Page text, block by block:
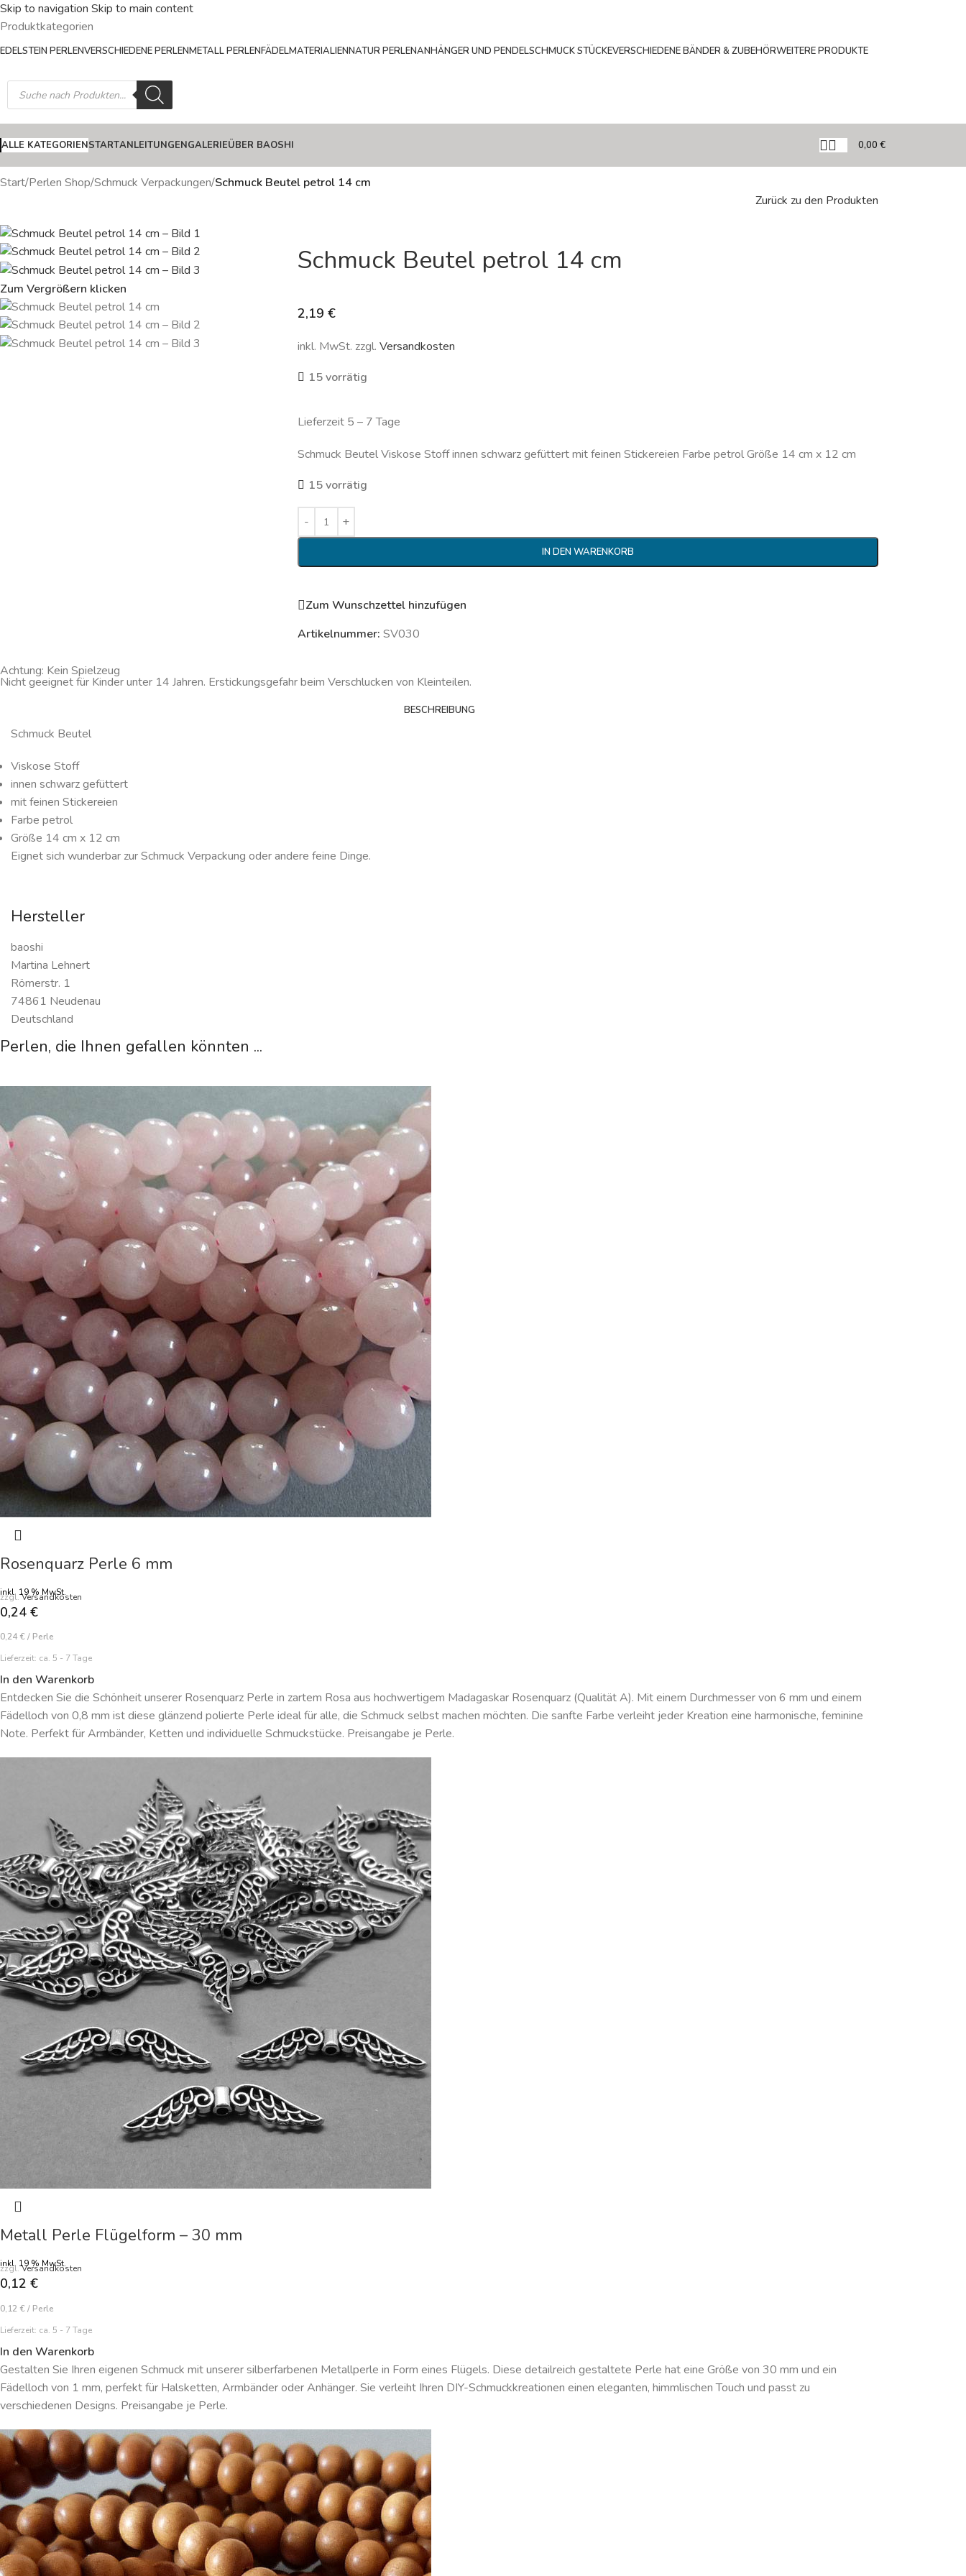
Skip to navigation Skip to main content
Produktkategorien
EDELSTEIN PERLENVERSCHIEDENE PERLENMETALL PERLENFÄDELMATERIALIENNATUR PERLENANHÄNGER UND PENDELSCHMUCK STÜCKEVERSCHIEDENE BÄNDER & ZUBEHÖRWEITERE PRODUKTE
ALLE KATEGORIENSTARTANLEITUNGENGALERIEÜBER BAOSHI 0,00 €
Start/Perlen Shop/Schmuck Verpackungen/Schmuck Beutel petrol 14 cm
Zurück zu den Produkten
Zum Vergrößern klicken
Schmuck Beutel petrol 14 cm
2,19 €
inkl. MwSt. zzgl. Versandkosten
15 vorrätig
Lieferzeit 5 – 7 Tage
Schmuck Beutel Viskose Stoff innen schwarz gefüttert mit feinen Stickereien Farbe petrol Größe 14 cm x 12 cm
15 vorrätig
IN DEN WARENKORB
Zum Wunschzettel hinzufügen
Artikelnummer: SV030
Achtung: Kein Spielzeug
Nicht geeignet für Kinder unter 14 Jahren. Erstickungsgefahr beim Verschlucken von Kleinteilen.
BESCHREIBUNG
Schmuck Beutel
Viskose Stoff
innen schwarz gefüttert
mit feinen Stickereien
Farbe petrol
Größe 14 cm x 12 cm
Eignet sich wunderbar zur Schmuck Verpackung oder andere feine Dinge.
Hersteller
baoshi
Martina Lehnert
Römerstr. 1
74861 Neudenau
Deutschland
Perlen, die Ihnen gefallen könnten ...
Rosenquarz Perle 6 mm
inkl. 19 % MwSt.
zzgl.Versandkosten
0,24 €
0,24 € / Perle
Lieferzeit: ca. 5 - 7 Tage
In den Warenkorb
Entdecken Sie die Schönheit unserer Rosenquarz Perle in zartem Rosa aus hochwertigem Madagaskar Rosenquarz (Qualität A). Mit einem Durchmesser von 6 mm und einem
Fädelloch von 0,8 mm ist diese glänzend polierte Perle ideal für alle, die Schmuck selbst machen möchten. Die sanfte Farbe verleiht jeder Kreation eine harmonische, feminine
Note. Perfekt für Armbänder, Ketten und individuelle Schmuckstücke. Preisangabe je Perle.
Metall Perle Flügelform – 30 mm
inkl. 19 % MwSt.
zzgl.Versandkosten
0,12 €
0,12 € / Perle
Lieferzeit: ca. 5 - 7 Tage
In den Warenkorb
Gestalten Sie Ihren eigenen Schmuck mit unserer silberfarbenen Metallperle in Form eines Flügels. Diese detailreich gestaltete Perle hat eine Größe von 30 mm und ein
Fädelloch von 1 mm, perfekt für Halsketten, Armbänder oder Anhänger. Sie verleiht Ihren DIY-Schmuckkreationen einen eleganten, himmlischen Touch und passt zu
verschiedenen Designs. Preisangabe je Perle.